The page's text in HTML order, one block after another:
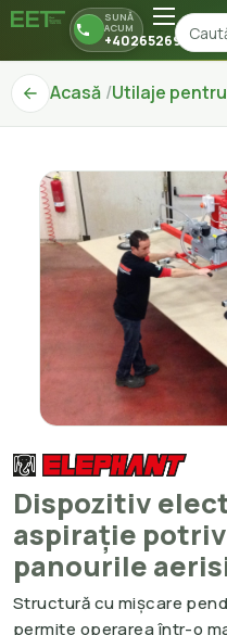
SUNĂ
ACUM
+40265269150
Acasă Utilaje
Dispozitiv
aspirație
panourile
Structură cu mișcare
permite operarea într-o